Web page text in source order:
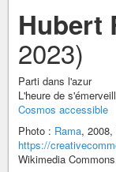
Hubert
2023)
Parti dans l'azur
L'heure de
Cosmos accessible
Photo : Rama,
https://
Wikimedia